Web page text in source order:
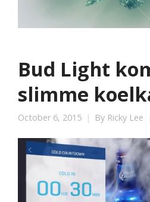
Bud Light
slimme
October 6, 2015 By Ricky Lee